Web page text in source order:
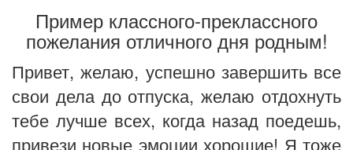
Пример классного-преклассного
пожелания отличного дня родным!
Привет, желаю, успешно завершить все
свои дела до отпуска, желаю отдохнуть
тебе лучше всех, когда назад поедешь,
привези новые эмоции хорошие! Я тоже